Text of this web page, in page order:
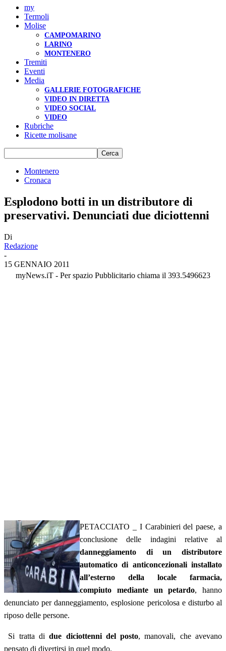
my
Termoli
Molise
CAMPOMARINO
LARINO
MONTENERO
Tremiti
Eventi
Media
GALLERIE FOTOGRAFICHE
VIDEO IN DIRETTA
VIDEO SOCIAL
VIDEO
Rubriche
Ricette molisane
Montenero
Cronaca
Esplodono botti in un distributore di
preservativi. Denunciati due diciottenni
Di
Redazione
-
15 GENNAIO 2011
myNews.iT - Per spazio Pubblicitario chiama il 393.5496623
PETACCIATO _ I Carabinieri del paese, a
conclusione delle indagini relative al
danneggiamento di un distributore
automatico di anticoncezionali installato
all’esterno della locale farmacia,
compiuto mediante un petardo, hanno
denunciato per danneggiamento, esplosione pericolosa e disturbo al
riposo delle persone.
Si tratta didue diciottenni del posto, manovali, che avevano
pensato di divertirsi in quel modo.